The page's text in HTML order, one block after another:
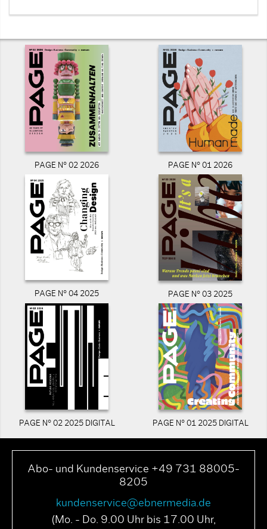
PAGE N° 02 2026 PAGE N° 01 2026
PAGE N° 04 2025 PAGE N° 03 2025
PAGE N° 02 2025 DIGITAL PAGE N° 01 2025 DIGITAL
Abo- und Kundenservice +49 731 88005-
8205
kundenservice@ebnermedia.de
(Mo. - Do. 9.00 Uhr bis 17.00 Uhr,